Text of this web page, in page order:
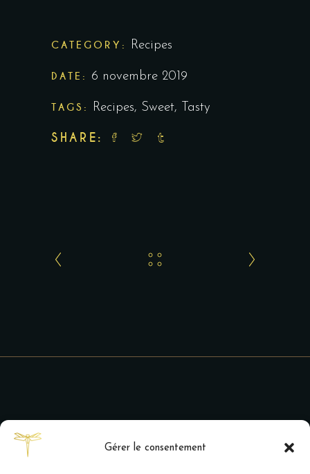
Gérer le consentement
CATEGORY: Recipes
DATE: 6 novembre 2019
TAGS: Recipes, Sweet, Tasty
SHARE: